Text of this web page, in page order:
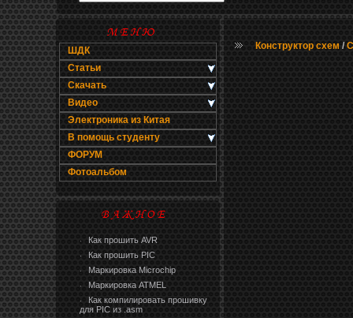
ШДК
Статьи
Скачать
Видео
Электроника из Китая
В помощь студенту
ФОРУМ
Фотоальбом
· Как прошить AVR
· Как прошить PIC
· Маркировка Microchip
· Маркировка ATMEL
·
Как компилировать прошивку
для PIC из .asm
Конструктор схем /